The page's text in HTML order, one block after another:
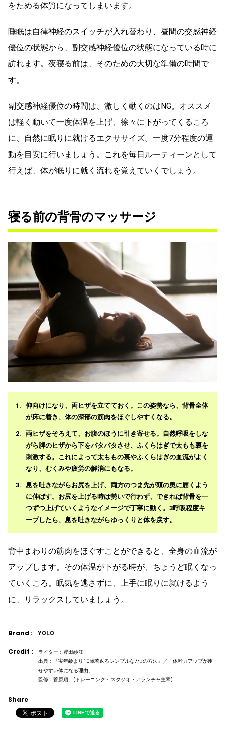
をためる体質になってしまいます。
睡眠は自律神経のスイッチが入れ替わり、昼間の交感神経
優位の状態から、副交感神経優位の状態になっている時に
訪れます。夜寝る前は、そのための大切な準備の時間で
す。
副交感神経優位の時間は、激しく動くのはNG。オススメ
は軽く動いて一度体温を上げ、徐々に下がってくるころ
に、自然に眠りに就けるエクササイズ。一度7分程度の運
動を目安に行いましょう。これを毎日ルーティーンとして
行えば、体が眠りに就く流れを覚えていくでしょう。
寝る前の背骨のマッサージ
仰向けになり、両ヒザを立てておく。この姿勢なら、背骨全体
が床に着き、体の深部の筋肉をほぐしやすくなる。
両ヒザをそろえて、お腹のほうに引き寄せる。自然呼吸をしな
がら脚のヒザから下をバタバタさせ、ふくらはぎで太もも裏を
刺激する。これによって太ももの裏やふくらはぎの血流がよく
なり、むくみや疲労の解消にもなる。
息を吐きながらお尻を上げ、両方のつま先が頭の奥に届くよう
に伸ばす。お尻を上げる時は勢いで行わず、できれば背骨を一
つずつ上げていくようなイメージで丁寧に動く。3呼吸程度キ
ープしたら、息を吐きながらゆっくりと体を戻す。
背中まわりの筋肉をほぐすことができると、全身の血流が
アップします。その体温が下がる時が、ちょうど眠くなっ
ていくころ。眠気を逃さずに、上手に眠りに就けるよう
に、リラックスしていましょう。
Brand : YOLO
Credit :
ライター：豊田紗江
出典：『実年齢より10歳若返るシンプルな7つの方法』／「体幹力アップが痩
せやすい体になる理由」
監修：菅原順二(トレーニング・スタジオ・アランチャ主宰)
Share